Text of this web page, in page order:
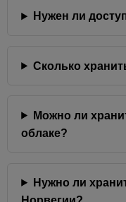
Нужен ли
Сколько
Можно ли
облаке?
Нужно ли